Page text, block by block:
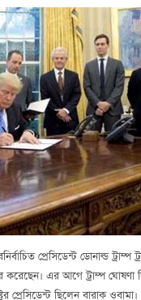
প্রেসিডেন্ট ডোনাল্ড ট্রাম্প
করেছেন। এর আগে ট্রাম্প
প্রেসিডেন্ট ছিলেন বারাক